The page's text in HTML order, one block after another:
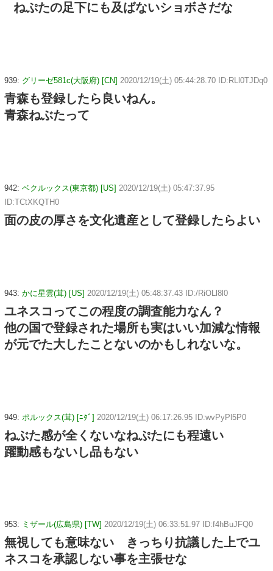
ねぷたの足下にも及ばないショボさだな
939: グリーゼ581c(大阪府) [CN] 2020/12/19(土) 05:44:28.70 ID:RLl0TJDq0
青森も登録したら良いねん。
青森ねぶたって
942: ベクルックス(東京都) [US] 2020/12/19(土) 05:47:37.95
ID:TCtXKQTH0
面の皮の厚さを文化遺産として登録したらよい
943: かに星雲(茸) [US] 2020/12/19(土) 05:48:37.43 ID:/RiOLl8l0
ユネスコってこの程度の調査能力なん？
他の国で登録された場所も実はいい加減な情報
が元でた大したことないのかもしれないな。
949: ポルックス(茸) [ﾆﾀﾞ] 2020/12/19(土) 06:17:26.95 ID:wvPyPl5P0
ねぶた感が全くないなねぷたにも程遠い
躍動感もないし品もない
953: ミザール(広島県) [TW] 2020/12/19(土) 06:33:51.97 ID:f4hBuJFQ0
無視しても意味ない きっちり抗議した上でユ
ネスコを承認しない事を主張せな